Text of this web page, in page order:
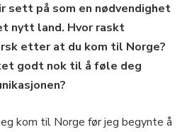
sett på som en nødvendighet
nytt land. Hvor raskt
etter at du kom til Norge?
godt nok til å føle deg
kom til Norge før jeg begynte å